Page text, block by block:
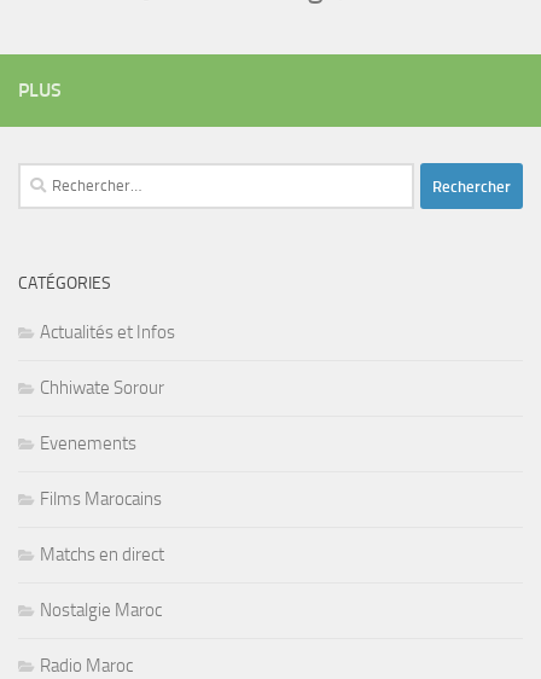
PLUS
Rechercher :
CATÉGORIES
Actualités et Infos
Chhiwate Sorour
Evenements
Films Marocains
Matchs en direct
Nostalgie Maroc
Radio Maroc